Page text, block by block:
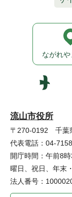
流山市役所
〒270-0192 千葉
代表電話：04-
開庁時間：午前8
曜日、祝日、年末
法人番号：
ながれ